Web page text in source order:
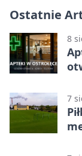
Ostatnie
8
7